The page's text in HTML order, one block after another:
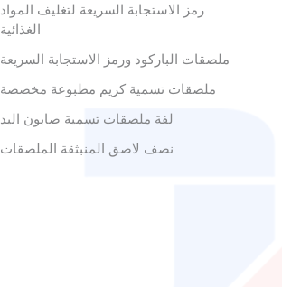
رمز الاستجابة السريعة لتغليف المواد
الغذائية
ملصقات الباركود ورمز الاستجابة السريعة
ملصقات تسمية كريم مطبوعة مخصصة
لفة ملصقات تسمية صابون اليد
نصف لاصق المنبثقة الملصقات